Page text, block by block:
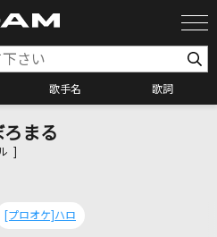
歌手名 歌詞
ケ検索
まる
]
[プロオケ]ハロ